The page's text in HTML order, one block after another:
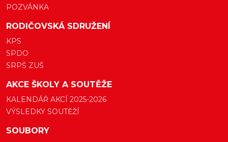
POZVÁNKA
RODIČOVSKÁ SDRUŽENÍ
KPS
SPDO
SRPŠ ZUŠ
AKCE ŠKOLY A SOUTĚŽE
KALENDÁŘ AKCÍ 2025-2026
VÝSLEDKY SOUTĚŽÍ
SOUBORY